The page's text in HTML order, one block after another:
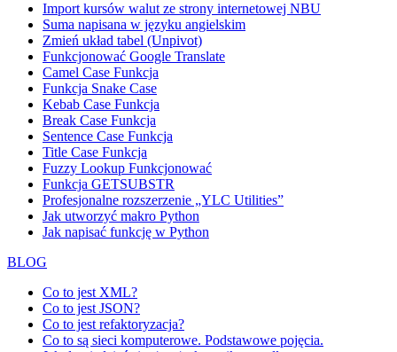
Import kursów walut ze strony internetowej NBU
Suma napisana w języku angielskim
Zmień układ tabel (Unpivot)
Funkcjonować Google Translate
Camel Case Funkcja
Funkcja Snake Case
Kebab Case Funkcja
Break Case Funkcja
Sentence Case Funkcja
Title Case Funkcja
Fuzzy Lookup Funkcjonować
Funkcja GETSUBSTR
Profesjonalne rozszerzenie „YLC Utilities”
Jak utworzyć makro Python
Jak napisać funkcję w Python
BLOG
Co to jest XML?
Co to jest JSON?
Co to jest refaktoryzacja?
Co to są sieci komputerowe. Podstawowe pojęcia.